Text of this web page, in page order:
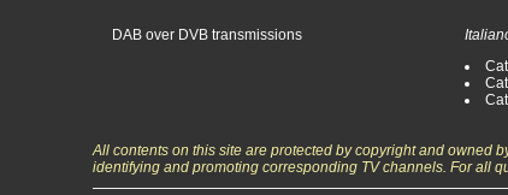
DAB over DVB transmissions
All contents on this site are protected by copyright and owned
identifying and promoting corresponding TV channels. For all